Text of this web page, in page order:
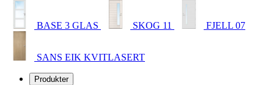
BASE 3 GLAS SKOG 11 FJELL 07
SANS EIK KVITLASERT
Produkter